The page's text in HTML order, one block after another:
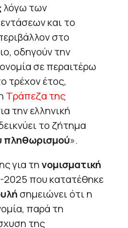
λόγω των
και το
στο
οδηγούν την
σε περαιτέρω
τρέχον έτος,
Τράπεζα της
την ελληνική
το ζήτημα
πληθωρισμού».
για τηνομισματική
που κατατέθηκε
σημειώνει ότι η
παρά τη
της